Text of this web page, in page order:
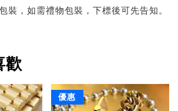
裝，如需禮物包裝，下標後可先告知。
歡
優惠